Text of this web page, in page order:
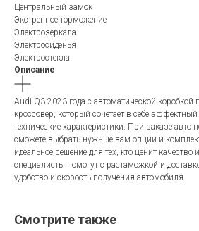
Центральный замок
Экстренное торможение
Электрозеркала
Электросиденья
Электростекла
Описание
Audi Q3 2023 года с автоматической коробкой
кроссовер, который сочетает в себе
технические характеристики. При заказе
сможете выбрать нужные вам опции и
идеальное решение для тех, кто ценит
специалисты помогут с растаможкой и
удобство и скорость получения автомобиля.
Смотрите также